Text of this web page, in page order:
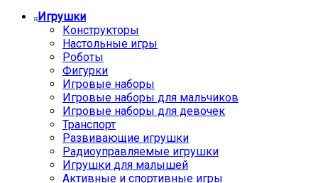
Игрушки
Конструкторы
Настольные игры
Роботы
Фигурки
Игровые наборы
Игровые наборы для мальчиков
Игровые наборы для девочек
Транспорт
Развивающие игрушки
Радиоуправляемые игрушки
Игрушки для малышей
Активные и спортивные игры